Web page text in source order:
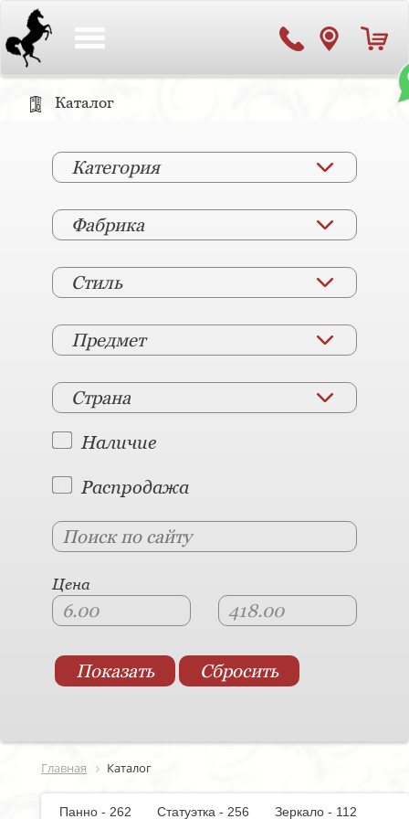
Каталог
Категория
Фабрика
Стиль
Предмет
Страна
Наличие
Распродажа
Цена
Главная Каталог
Панно - 262 Статуэтка - 256
Зеркало - 112